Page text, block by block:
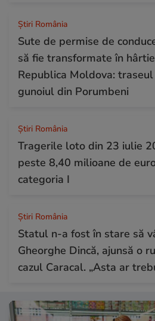
Știri România
Sute de permise de
să fie transformate în
Republica Moldova:
gunoiul din Porumbeni
Știri România
Tragerile loto din 23 iulie
peste 8,40 milioane de
categoria I
Știri România
Statul n-a fost în stare să
Gheorghe Dincă, ajunsă o
cazul Caracal. „Asta ar